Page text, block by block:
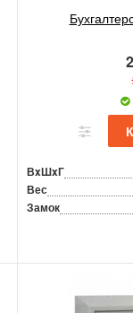
ВxШxГ
Вес
Замок